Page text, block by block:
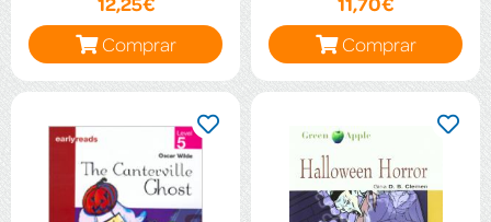
Comprar
Comprar